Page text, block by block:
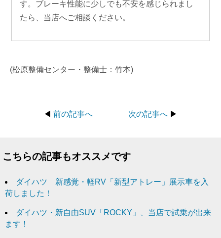
す。ブレーキ性能に少しでも不安を感じられまし
たら、当店へご相談ください。
(松原整備センター・整備士：竹本)
◀ 前の記事へ 次の記事へ ▶
こちらの記事もオススメです
ダイハツ 新感覚・軽RV「新型アトレー」‎展示車を入
荷しました！
ダイハツ・新自由SUV‎「ROCKY」、当店で試乗が出来
ます！